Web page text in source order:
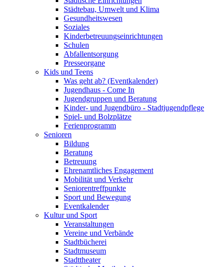
Städtebau, Umwelt und Klima
Gesundheitswesen
Soziales
Kinderbetreuungseinrichtungen
Schulen
Abfallentsorgung
Presseorgane
Kids und Teens
Was geht ab? (Eventkalender)
Jugendhaus - Come In
Jugendgruppen und Beratung
Kinder- und Jugendbüro - Stadtjugendpflege
Spiel- und Bolzplätze
Ferienprogramm
Senioren
Bildung
Beratung
Betreuung
Ehrenamtliches Engagement
Mobilität und Verkehr
Seniorentreffpunkte
Sport und Bewegung
Eventkalender
Kultur und Sport
Veranstaltungen
Vereine und Verbände
Stadtbücherei
Stadtmuseum
Stadttheater